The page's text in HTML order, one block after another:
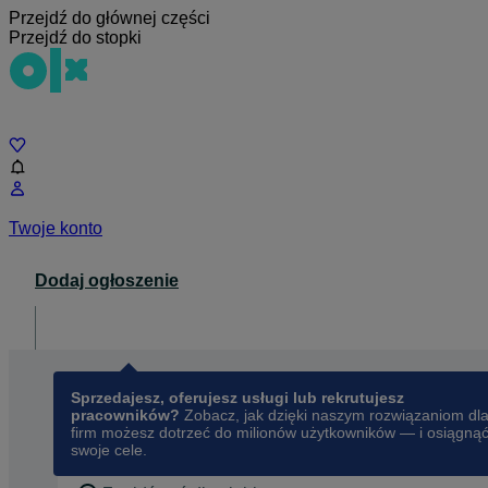
Przejdź do głównej części
Przejdź do stopki
Twoje konto
Dodaj ogłoszenie
Sprzedajesz, oferujesz usługi lub rekrutujesz
pracowników? Zobacz, jak dzięki naszym rozwiązaniom dla
firm możesz dotrzeć do milionów użytkowników — i osiągnąć
swoje cele.